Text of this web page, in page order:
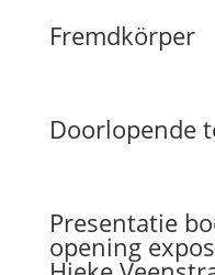
Fremdkörper
Doorlopende
Presentatie
opening